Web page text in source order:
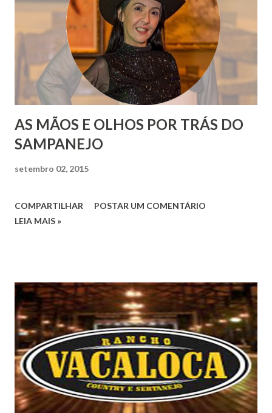
AS MÃOS E OLHOS POR TRÁS DO
SAMPANEJO
setembro 02, 2015
COMPARTILHAR
POSTAR UM COMENTÁRIO
LEIA MAIS »